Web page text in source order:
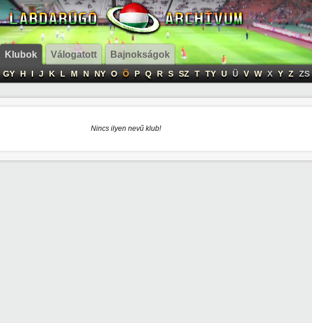
Klubok Válogatott Bajnokságok
GY H I J K L M N NY O Ö P Q R S SZ T TY U Ü V W X Y Z ZS
Nincs ilyen nevű klub!